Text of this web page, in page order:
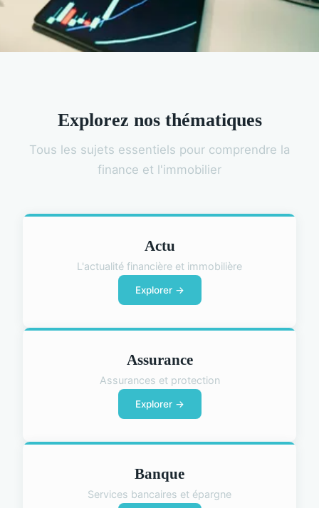
Explorez nos thématiques
Tous les sujets essentiels pour comprendre la
finance et l'immobilier
Actu
L'actualité financière et immobilière
Explorer →
Assurance
Assurances et protection
Explorer →
Banque
Services bancaires et épargne